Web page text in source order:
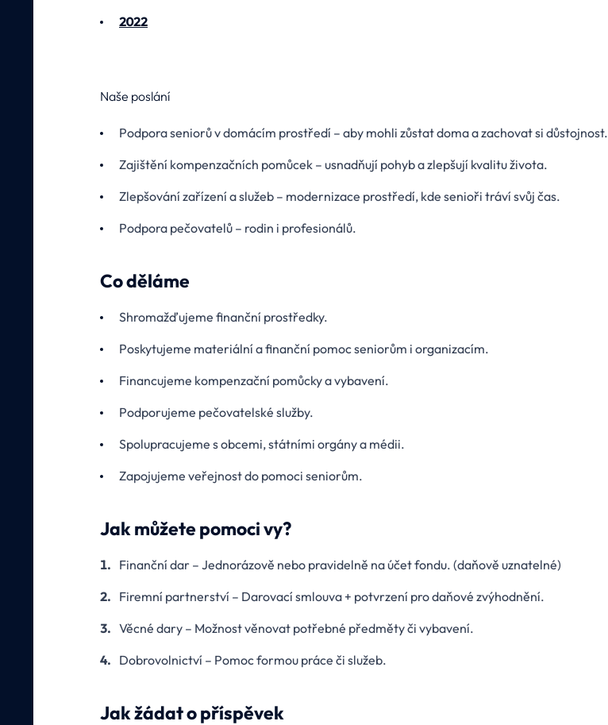
2022
Naše poslání
Podpora seniorů v domácím prostředí – aby mohli zůstat doma a zachovat si důstojnost.
Zajištění kompenzačních pomůcek – usnadňují pohyb a zlepšují kvalitu života.
Zlepšování zařízení a služeb – modernizace prostředí, kde senioři tráví svůj čas.
Podpora pečovatelů – rodin i profesionálů.
Co děláme
Shromažďujeme finanční prostředky.
Poskytujeme materiální a finanční pomoc seniorům i organizacím.
Financujeme kompenzační pomůcky a vybavení.
Podporujeme pečovatelské služby.
Spolupracujeme s obcemi, státními orgány a médii.
Zapojujeme veřejnost do pomoci seniorům.
Jak můžete pomoci vy?
Finanční dar – Jednorázově nebo pravidelně na účet fondu. (daňově uznatelné)
Firemní partnerství – Darovací smlouva + potvrzení pro daňové zvýhodnění.
Věcné dary – Možnost věnovat potřebné předměty či vybavení.
Dobrovolnictví – Pomoc formou práce či služeb.
Jak žádat o příspěvek